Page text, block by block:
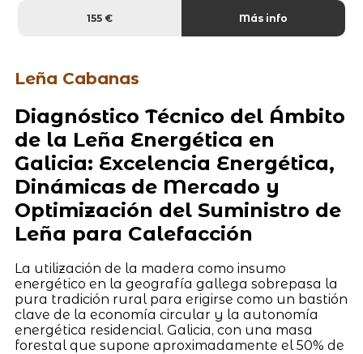
155 € Más info
Leña Cabanas
Diagnóstico Técnico del Ámbito
de la Leña Energética en
Galicia: Excelencia Energética,
Dinámicas de Mercado y
Optimización del Suministro de
Leña para Calefacción
La utilización de la madera como insumo
energético en la geografía gallega sobrepasa la
pura tradición rural para erigirse como un bastión
clave de la economía circular y la autonomía
energética residencial. Galicia, con una masa
forestal que supone aproximadamente el 50% de